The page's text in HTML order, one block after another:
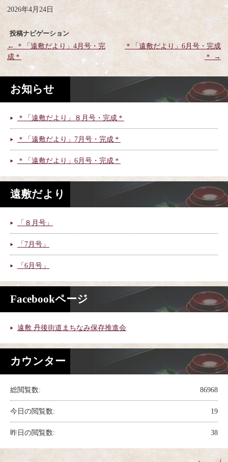
2026年4月24日
投稿ナビゲーション
←
＊「遠敷だより」4月号・完
成＊
＊「遠敷だより」6月号・完成
＊
→
お知らせ
＊「遠敷だより」８月号・完成＊
＊「遠敷だより」7月号・完成＊
＊「遠敷だより」6月号・完成＊
遠敷だより
「８月号」
「7月号」
「6月号」
Facebookページ
遠敷 丹後街道まちなみ保存推進会
カウンター
86968
総閲覧数:
19
今日の閲覧数:
38
昨日の閲覧数: